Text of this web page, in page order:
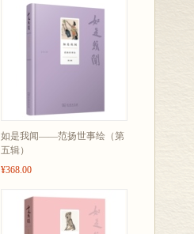
如是我闻——范扬世事绘（第
五辑）
¥368.00